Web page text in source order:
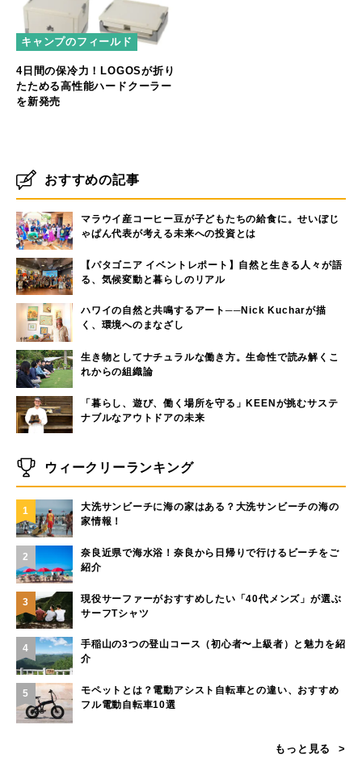
キャンプのフィールド
4日間の保冷力！LOGOSが折り
たためる高性能ハードクーラー
を新発売
おすすめの記事
マラウイ産コーヒー豆が子どもたちの給食に。せいぼじ
ゃぱん代表が考える未来への投資とは
【パタゴニア イベントレポート】自然と生きる人々が語
る、気候変動と暮らしのリアル
ハワイの自然と共鳴するアート──Nick Kucharが描
く、環境へのまなざし
生き物としてナチュラルな働き方。生命性で読み解くこ
れからの組織論
「暮らし、遊び、働く場所を守る」KEENが挑むサステ
ナブルなアウトドアの未来
ウィークリーランキング
1
大洗サンビーチに海の家はある？大洗サンビーチの海の
家情報！
2
奈良近県で海水浴！奈良から日帰りで行けるビーチをご
紹介
3
現役サーファーがおすすめしたい「40代メンズ」が選ぶ
サーフTシャツ
4
手稲山の3つの登山コース（初心者〜上級者）と魅力を紹
介
5
モペットとは？電動アシスト自転車との違い、おすすめ
フル電動自転車10選
もっと見る